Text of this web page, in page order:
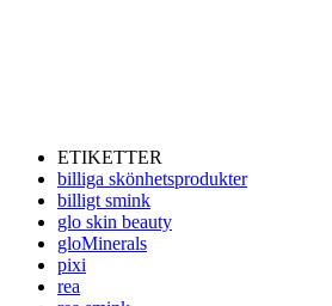
ETIKETTER
billiga skönhetsprodukter
billigt smink
glo skin beauty
gloMinerals
pixi
rea